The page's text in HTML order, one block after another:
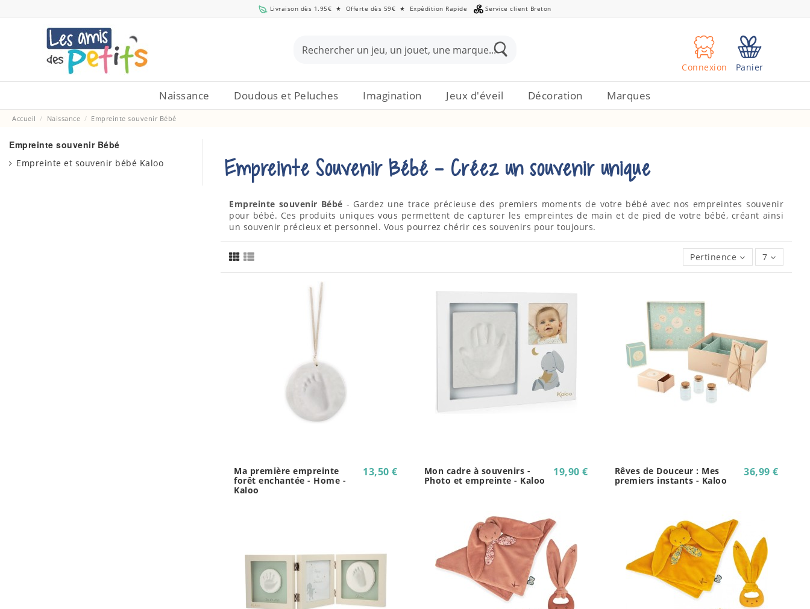
Livraison dès 1.95€ ★ Offerte dès 59€ ★ Expédition Rapide Service client Breton
Connexion Panier
Naissance Doudous et Peluches Imagination Jeux d'éveil Décoration Marques
Accueil Naissance Empreinte souvenir Bébé
Empreinte Souvenir Bébé - Créez un souvenir unique
Empreinte souvenir Bébé - Gardez une trace précieuse des premiers moments de votre bébé avec nos empreintes souvenir
pour bébé. Ces produits uniques vous permettent de capturer les empreintes de main et de pied de votre bébé, créant ainsi
un souvenir précieux et personnel. Vous pourrez chérir ces souvenirs pour toujours.
Pertinence 7
Ma première empreinte
forêt enchantée - Home -
Kaloo
13,50 €
Mon cadre à souvenirs -
Photo et empreinte - Kaloo
19,90 €
Rêves de Douceur : Mes
premiers instants - Kaloo
36,99 €
Empreinte souvenir Bébé
Empreinte et souvenir bébé Kaloo